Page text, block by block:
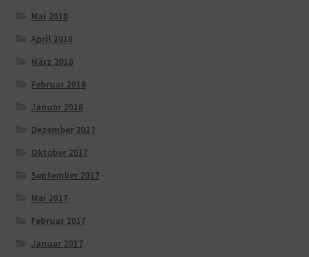
Mai 2018
April 2018
März 2018
Februar 2018
Januar 2018
Dezember 2017
Oktober 2017
September 2017
Mai 2017
Februar 2017
Januar 2017